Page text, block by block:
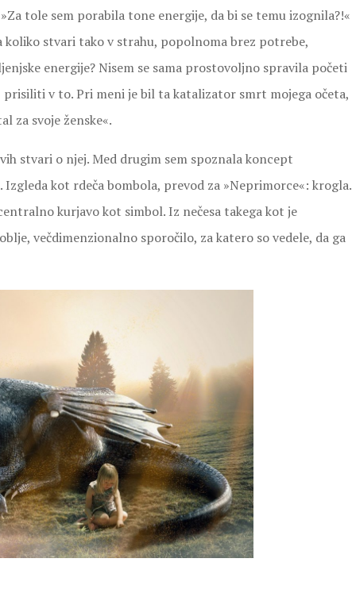
tole sem porabila tone energije, da bi se temu izognila?!«
koliko stvari tako v strahu, popolnoma brez potrebe,
energije? Nisem se sama prostovoljno spravila početi
prisiliti v to. Pri meni je bil ta katalizator smrt mojega očeta,
za svoje ženske«.
stvari o njej. Med drugim sem spoznala koncept
Izgleda kot rdeča bombola, prevod za »Neprimorce«: krogla.
kurjavo kot simbol. Iz nečesa takega kot je
večdimenzionalno sporočilo, za katero so vedele, da ga